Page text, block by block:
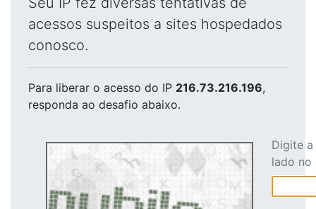
acessos suspeitos a sites hospedados
conosco.
Para liberar o acesso do IP 216.73.216.196,
responda ao desafio abaixo.
Digite
lado no